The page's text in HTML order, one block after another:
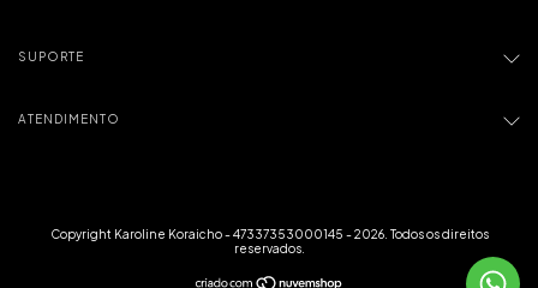
SUPORTE
ATENDIMENTO
Copyright Karoline Koraicho - 47337353000145 - 2026. Todos os direitos
reservados.